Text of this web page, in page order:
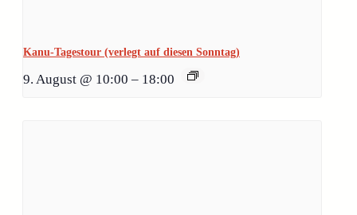
Kanu-Tagestour (verlegt auf diesen Sonntag)
9. August @ 10:00 – 18:00